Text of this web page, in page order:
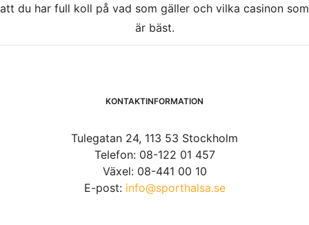
att du har full koll på vad som gäller och vilka casinon som
är bäst.
KONTAKTINFORMATION
Tulegatan 24, 113 53 Stockholm
Telefon: 08-122 01 457
Växel: 08-441 00 10
E-post: info@sporthalsa.se